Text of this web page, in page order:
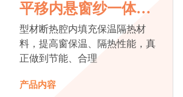
平移内悬窗纱一体系
统
型材断热腔内填充保温隔热材
料，提高窗保温、隔热性能，真
正做到节能、合理
产品内容